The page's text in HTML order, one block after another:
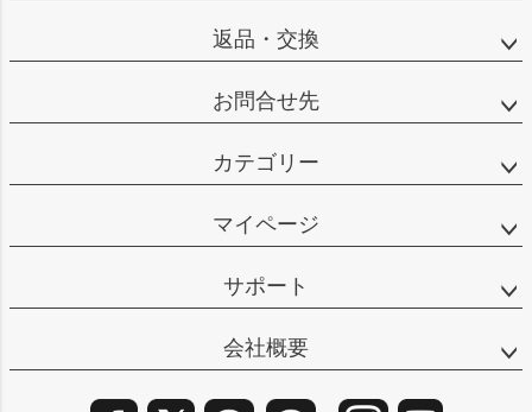
返品・交換
お問合せ先
カテゴリー
マイページ
サポート
会社概要